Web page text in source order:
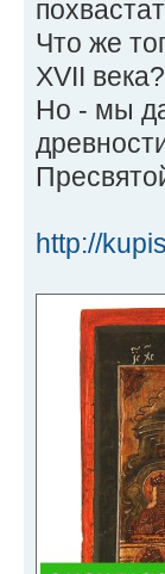
Что же
XVII
Но - мы
http://